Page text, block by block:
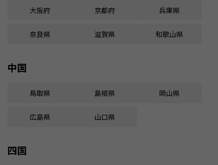
大阪府 京都府 兵庫県
奈良県 滋賀県 和歌山県
中国
鳥取県 島根県 岡山県
広島県 山口県
四国